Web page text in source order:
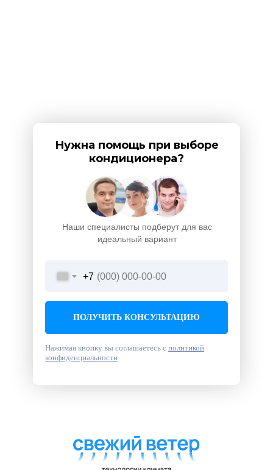
Наши специалисты подберут для вас
идеальный вариант
Нужна помощь при выборе
кондиционера?
+7
ПОЛУЧИТЬ КОНСУЛЬТАЦИЮ
Нажимая кнопку вы соглашаетесь с политикой
конфиденциальности